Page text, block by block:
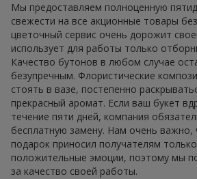
Мы предоставляем полноценную
свежести на все акционные товары
цветочный сервис очень дорожит
использует для работы только
Качество бутонов в любом случае
безупречным. Флористические
стоять в вазе, постепенно
прекрасный аромат. Если ваш букет
течение пяти дней, компания
бесплатную замену. Нам очень
подарок приносил получателям
положительные эмоции, поэтому мы
за качество своей работы.